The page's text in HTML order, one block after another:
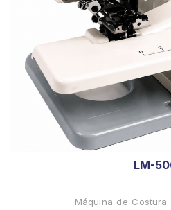
LM-
Máquina de Costura